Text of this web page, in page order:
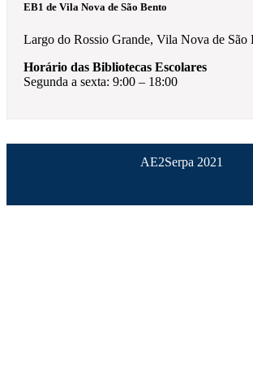
EB1 de Vila Nova de São Bento
Largo do Rossio Grande, Vila Nova de São
Horário das Bibliotecas Escolares
Segunda a sexta: 9:00 – 18:00
AE2Serpa 2021